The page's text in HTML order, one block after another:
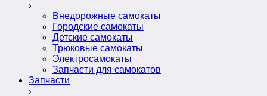
Внедорожные самокаты
Городские самокаты
Детские самокаты
Трюковые самокаты
Электросамокаты
Запчасти для самокатов
Запчасти